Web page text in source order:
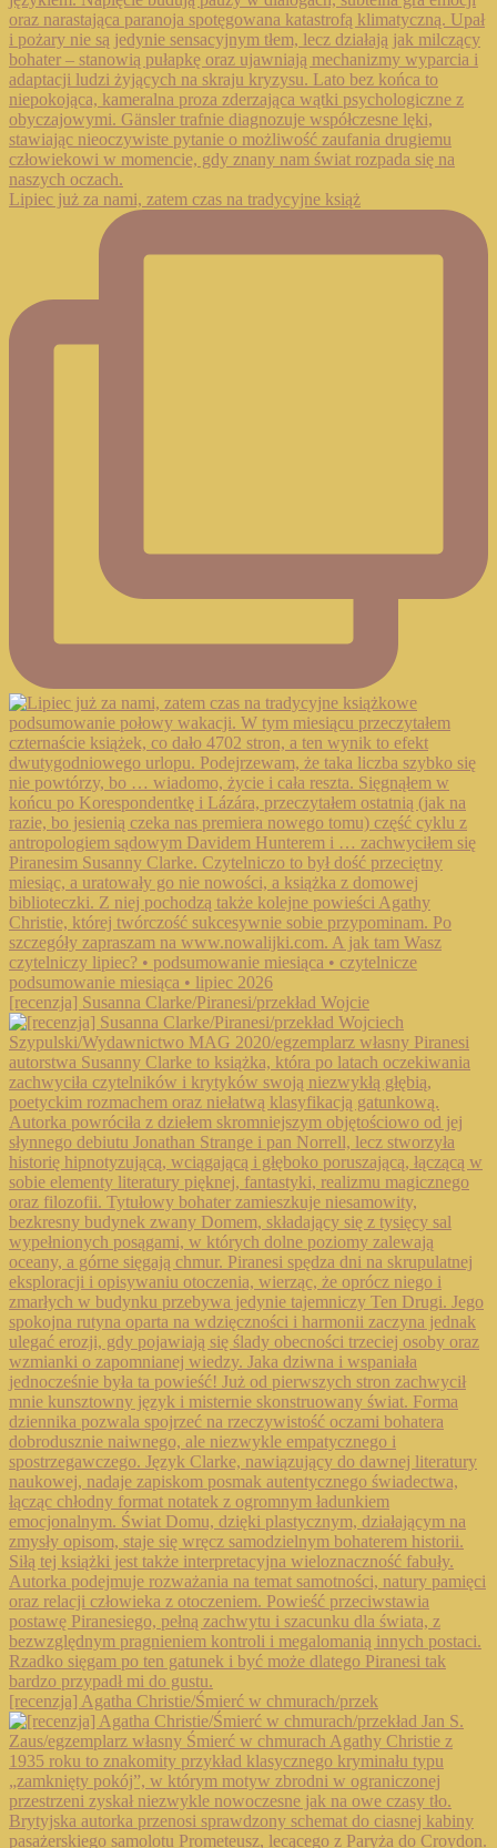
Lipiec już za nami, zatem czas na tradycyjne książ
[recenzja] Susanna Clarke/Piranesi/przekład Wojcie
[recenzja] Agatha Christie/Śmierć w chmurach/przek